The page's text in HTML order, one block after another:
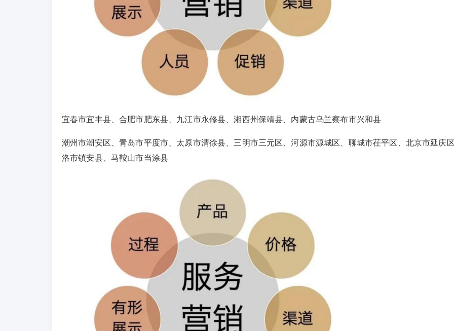
宜春市宜丰县、合肥市肥东县、九江市永修县、湘西州保靖县、内蒙古乌兰察布市兴和县
潮州市潮安区、青岛市平度市、太原市清徐县、三明市三元区、河源市源城区、聊城市茌平区、北京市延庆
洛市镇安县、马鞍山市当涂县
乌鲁木齐约克空调厂家总部售
后客服电话24小时人工电话
木齐24小时厂家维修预约热线电话：(1)400-1865
-909(2)400-1865-909 约克空调400-1865-909维
修案例分享会：组织维修案例分享会，分享成功
案例，促进团队学习。 约克空调维修网点电话查
询：(3)400-1865-909(4)400-1865-909 约克空调
官方24小时人工热线：(...
扫描二维码继续阅读
false
2
false
¥
限。